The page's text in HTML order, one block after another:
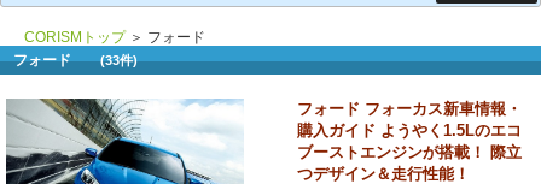
CORISMトップ＞ フォード
フォード(33件)
フォード フォーカス新車情報・
購入ガイド ようやく1.5Lのエコ
ブーストエンジンが搭載！ 際立
つデザイン＆走行性能！